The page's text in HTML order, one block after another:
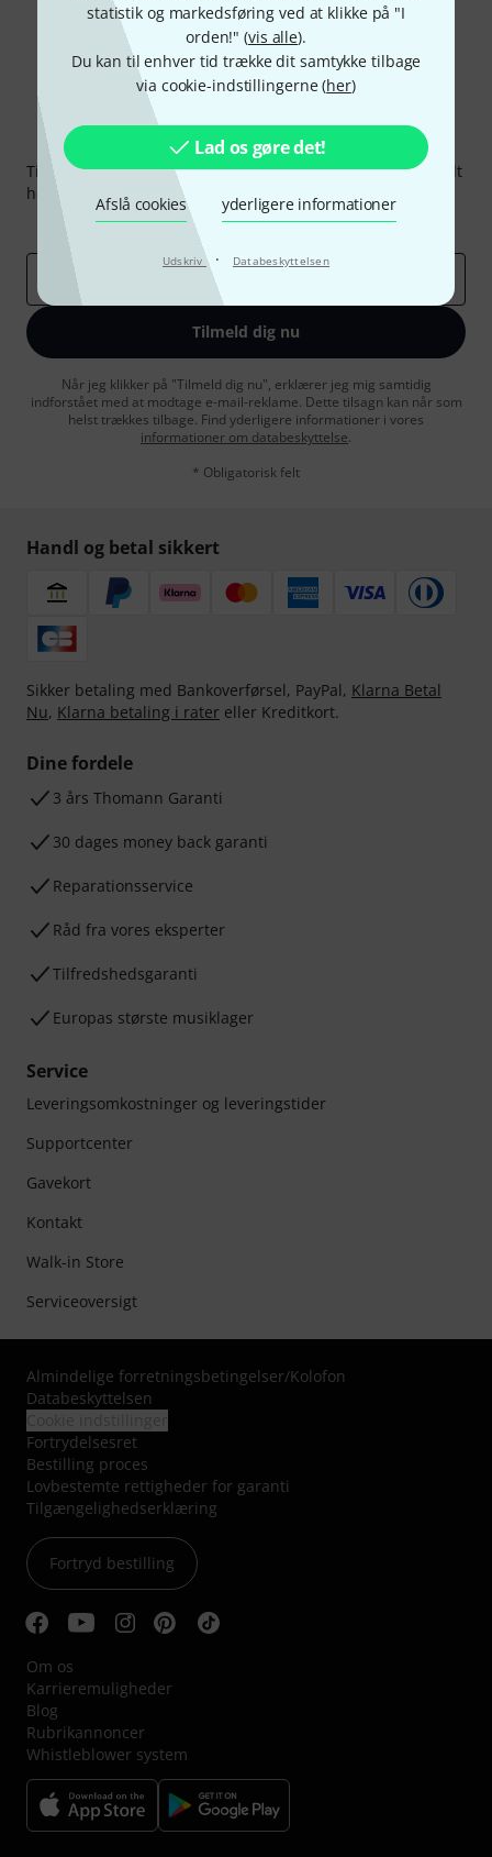
statistik og markedsføring ved at klikke på "I
orden!" (vis alle).
Du kan til enhver tid trække dit samtykke tilbage
via cookie-indstillingerne (her)
Lad os gøre det!
Afslå cookies yderligere informationer
Udskriv · Databeskyttelsen
Thomann Newsletter
Tilmeld dig Thomann Nyhedsbrevet på engelsk og med lidt
held kan du vinde en af
50 gavekort hver værdi
Inspirerende bidrag
Tilbud Thomann-indsigter
Tilmeld dig nu
Når jeg klikker på "Tilmeld dig nu", erklærer jeg mig samtidig
indforstået med at modtage e-mail-reklame. Dette tilsagn kan når som
helst trækkes tilbage. Find yderligere informationer i vores
informationer om databeskyttelse.
* Obligatorisk felt
Handl og betal sikkert
Sikker betaling med Bankoverførsel, PayPal, Klarna Betal
Nu, Klarna betaling i rater eller Kreditkort.
Dine fordele
3 års Thomann Garanti
30 dages money back garanti
Reparationsservice
Råd fra vores eksperter
Tilfredshedsgaranti
Europas største musiklager
Service
Leveringsomkostninger og leveringstider
Supportcenter
Gavekort
Kontakt
Walk-in Store
Serviceoversigt
Almindelige forretningsbetingelser/Kolofon
Databeskyttelsen
Fortrydelsesret
Bestilling proces
Lovbestemte rettigheder for garanti
Tilgængelighedserklæring
Fortryd bestilling
Om os
Karrieremuligheder
Blog
Rubrikannoncer
Whistleblower system